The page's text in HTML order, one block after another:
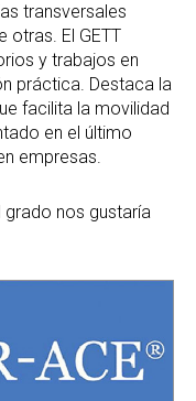
transversales
otras. El GETT
y trabajos en
práctica. Destaca la
facilita la movilidad
en el último
empresas.
nos gustaría